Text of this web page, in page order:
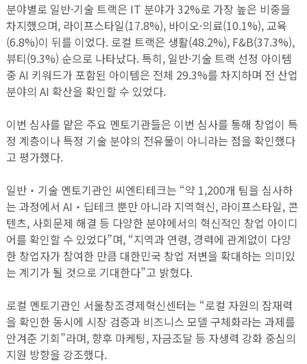
분야별로 일반·기술 트랙은 IT 분야가 32%로 가장 높은 비중을
차지했으며, 라이프스타일(17.8%), 바이오·의료(10.1%), 교육
(6.8%)이 뒤를 이었다. 로컬 트랙은 생활(48.2%), F&B(37.3%),
뷰티(9.3%) 순으로 나타났다. 특히, 일반·기술 트랙 선정 아이템
중 AI 키워드가 포함된 아이템은 전체 29.3%를 차지하며 전 산업
분야의 AI 확산을 확인할 수 있었다.
이번 심사를 맡은 주요 멘토기관들은 이번 심사를 통해 창업이 특
정 계층이나 특정 기술 분야의 전유물이 아니라는 점을 확인했다
고 평가했다.
일반‧기술 멘토기관인 씨엔티테크는 “약 1,200개 팀을 심사하
는 과정에서 AI‧딥테크 뿐만 아니라 지역혁신, 라이프스타일, 콘
텐츠, 사회문제 해결 등 다양한 분야에서의 혁신적인 창업 아이디
어를 확인할 수 있었다”며, “지역과 연령, 경력에 관계없이 다양
한 창업자가 참여한 만큼 대한민국 창업 저변을 확대하는 의미있
는 계기가 될 것으로 기대한다”고 밝혔다.
로컬 멘토기관인 서울창조경제혁신센터는 “로컬 자원의 잠재력
을 확인한 동시에 시장 검증과 비즈니스 모델 구체화라는 과제를
안겨준 기회”라며, 향후 마케팅, 자금조달 등 자생력 강화 중심의
지원 방향을 강조했다.